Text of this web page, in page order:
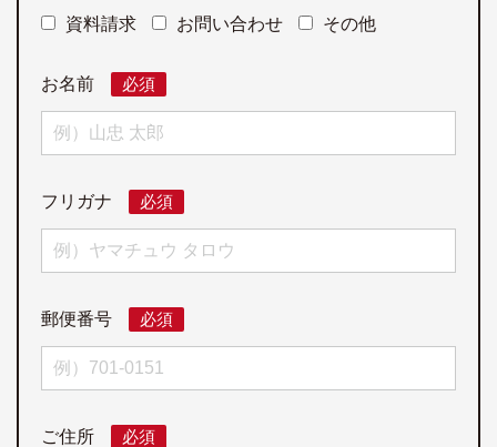
資料請求 お問い合わせ その他
お名前 必須
フリガナ 必須
郵便番号 必須
ご住所 必須